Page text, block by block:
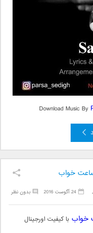
Download Music By
ساعت خواب
بدون نظر 24 آگوست 2016
خواب با کیفیت اورجینال